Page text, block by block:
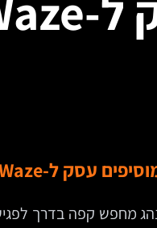
מחפש קפה בדרך